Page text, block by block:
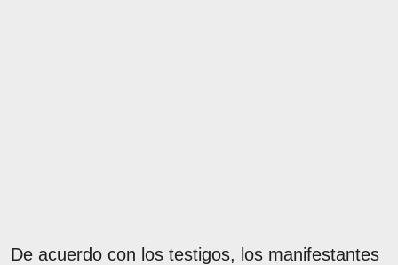
De acuerdo con los testigos, los manifestantes